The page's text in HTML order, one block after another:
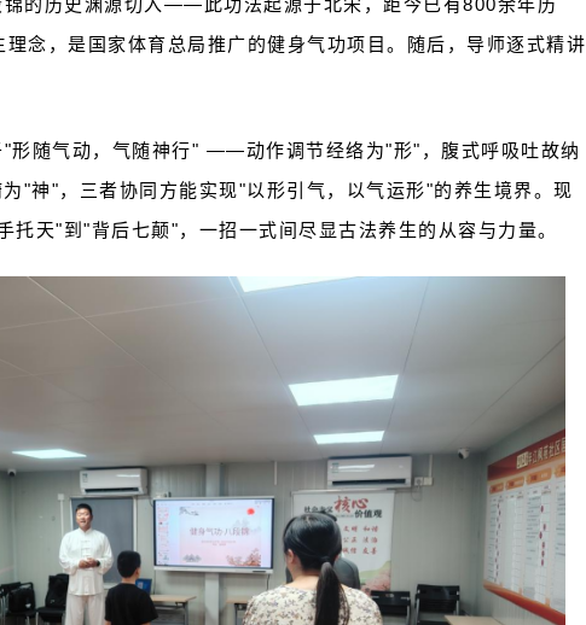
念，是国家体育总局推广的健身气功项目。随后，导师逐式精讲
"形随气动，气随神行" ——动作调节经络为"形"，腹式呼吸吐故纳
"神"，三者协同方能实现"以形引气，以气运形"的养生境界。现
托天"到"背后七颠"，一招一式间尽显古法养生的从容与力量。